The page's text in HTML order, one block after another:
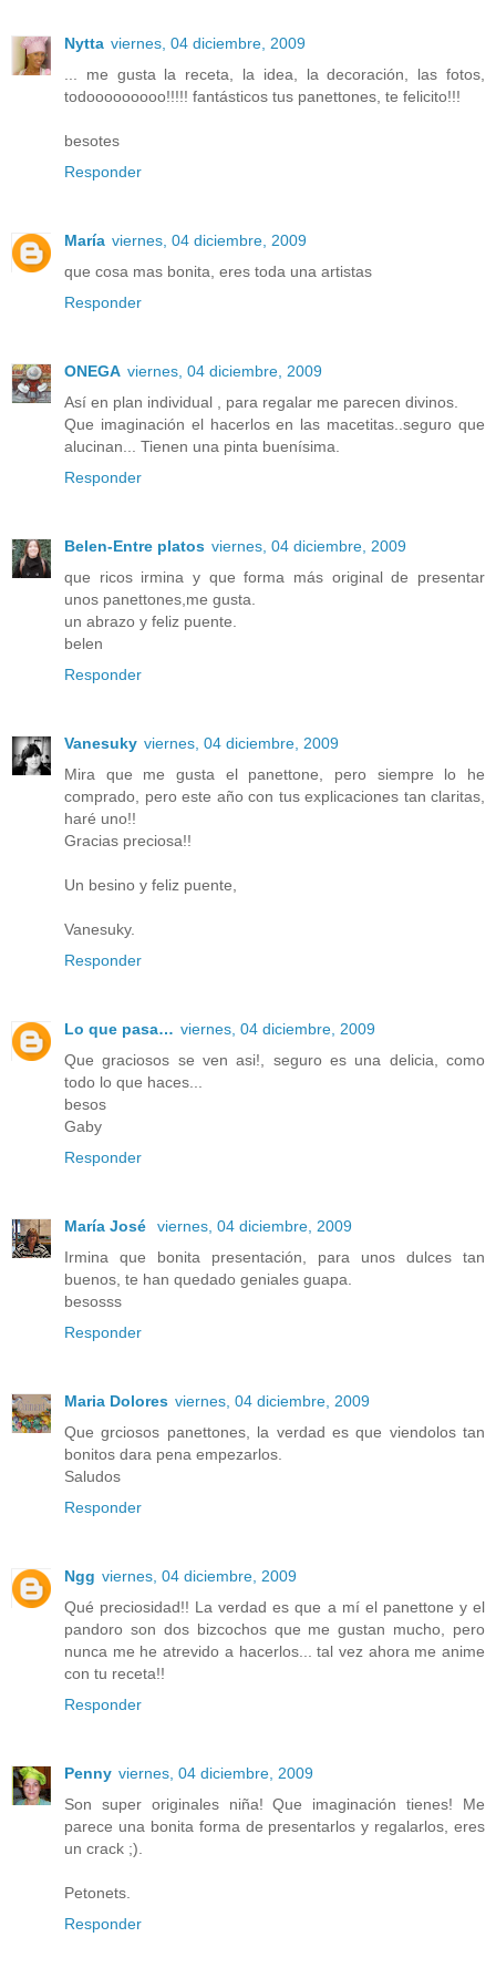
Nytta viernes, 04 diciembre, 2009
... me gusta la receta, la idea, la decoración, las fotos,
todooooooooo!!!!! fantásticos tus panettones, te felicito!!!
besotes
Responder
María viernes, 04 diciembre, 2009
que cosa mas bonita, eres toda una artistas
Responder
ONEGA viernes, 04 diciembre, 2009
Así en plan individual , para regalar me parecen divinos.
Que imaginación el hacerlos en las macetitas..seguro que
alucinan... Tienen una pinta buenísima.
Responder
Belen-Entre platos viernes, 04 diciembre, 2009
que ricos irmina y que forma más original de presentar
unos panettones,me gusta.
un abrazo y feliz puente.
belen
Responder
Vanesuky viernes, 04 diciembre, 2009
Mira que me gusta el panettone, pero siempre lo he
comprado, pero este año con tus explicaciones tan claritas,
haré uno!!
Gracias preciosa!!
Un besino y feliz puente,
Vanesuky.
Responder
Lo que pasa… viernes, 04 diciembre, 2009
Que graciosos se ven asi!, seguro es una delicia, como
todo lo que haces...
besos
Gaby
Responder
María José
viernes, 04 diciembre, 2009
Irmina que bonita presentación, para unos dulces tan
buenos, te han quedado geniales guapa.
besosss
Responder
Maria Dolores viernes, 04 diciembre, 2009
Que grciosos panettones, la verdad es que viendolos tan
bonitos dara pena empezarlos.
Saludos
Responder
Ngg viernes, 04 diciembre, 2009
Qué preciosidad!! La verdad es que a mí el panettone y el
pandoro son dos bizcochos que me gustan mucho, pero
nunca me he atrevido a hacerlos... tal vez ahora me anime
con tu receta!!
Responder
Penny viernes, 04 diciembre, 2009
Son super originales niña! Que imaginación tienes! Me
parece una bonita forma de presentarlos y regalarlos, eres
un crack ;).
Petonets.
Responder